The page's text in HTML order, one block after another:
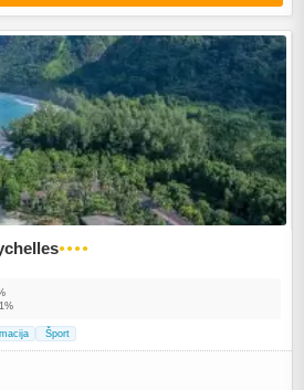
●●●●
Šport